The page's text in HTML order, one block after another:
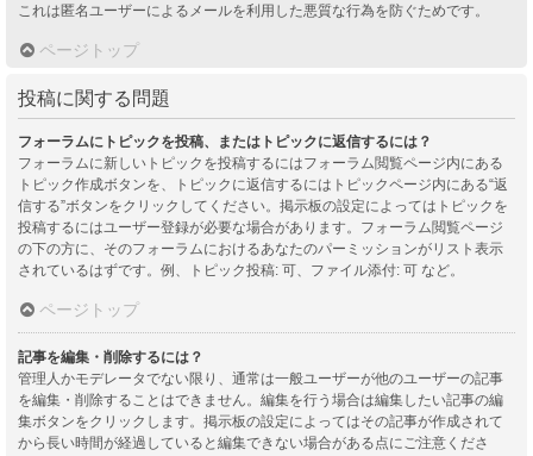
これは匿名ユーザーによるメールを利用した悪質な行為を防ぐためです。
ページトップ
投稿に関する問題
フォーラムにトピックを投稿、またはトピックに返信するには？
フォーラムに新しいトピックを投稿するにはフォーラム閲覧ページ内にある
トピック作成ボタンを、トピックに返信するにはトピックページ内にある“返
信する”ボタンをクリックしてください。掲示板の設定によってはトピックを
投稿するにはユーザー登録が必要な場合があります。フォーラム閲覧ページ
の下の方に、そのフォーラムにおけるあなたのパーミッションがリスト表示
されているはずです。例、トピック投稿: 可、ファイル添付: 可 など。
ページトップ
記事を編集・削除するには？
管理人かモデレータでない限り、通常は一般ユーザーが他のユーザーの記事
を編集・削除することはできません。編集を行う場合は編集したい記事の編
集ボタンをクリックします。掲示板の設定によってはその記事が作成されて
から長い時間が経過していると編集できない場合がある点にご注意くださ